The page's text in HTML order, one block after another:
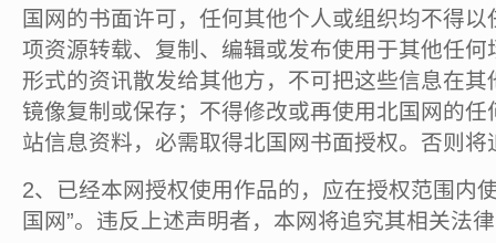
国网的书面许可，任何其他个人或组织均不得
项资源转载、复制、编辑或发布使用于其他任
形式的资讯散发给其他方，不可把这些信息在
镜像复制或保存；不得修改或再使用北国网的
站信息资料，必需取得北国网书面授权。否则将
2、已经本网授权使用作品的，应在授权范围内
国网”。违反上述声明者，本网将追究其相关法